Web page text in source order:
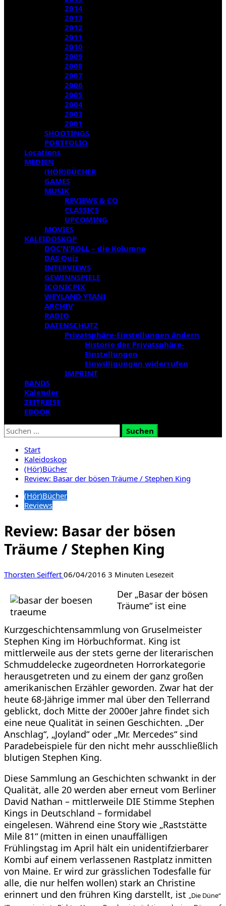
2014
2013
2012
2011
2010
2009
2008
2007
2006
2005
2004
2003
2001
SHOOTINGS
PORTFOLIO
Locations
MEDIEN
(HÖR)BÜCHER
GAMES
MUSIK
REVIEWS & CO
CLASSICS
UPCOMING
MOVIES
KALEIDOSKOP
DOC’N’ROLL – die Kolumne
DAS Quiz
INTERVIEWS
GEWINNSPIELE
ICONICPIX
WEYLAND YTANI
ARCHIV
RADIO
DATENSCHUTZ
Privatsphäre-Einstellungen ändern
Historie der Privatsphäre-
Einstellungen
Einwilligungen widerrufen
IMPRINT
BANDS
Kalender
ZEITREISE
EBOOK
Suchen
nach:
Start
Kaleidoskop
(Hör)Bücher
Review: Basar der bösen Träume / Stephen King
(Hör)Bücher
Reviews
Review: Basar der bösen
Träume / Stephen King
Thorsten Seiffert 06/04/2016 3 Minuten Lesezeit
Der „Basar der bösen
Träume“ ist eine
Kurzgeschichtensammlung von Gruselmeister
Stephen King im Hörbuchformat. King ist
mittlerweile aus der stets gerne der literarischen
Schmuddelecke zugeordneten Horrorkategorie
herausgetreten und zu einem der ganz großen
amerikanischen Erzähler geworden. Zwar hat der
heute 68-Jährige immer mal über den Tellerrand
geblickt, doch Mitte der 2000er Jahre findet sich
eine neue Qualität in seinen Geschichten. „Der
Anschlag“, „Joyland“ oder „Mr. Mercedes“ sind
Paradebeispiele für den nicht mehr ausschließlich
blutigen Stephen King.
Diese Sammlung an Geschichten schwankt in der
Qualität, alle 20 werden aber erneut vom Berliner
David Nathan – mittlerweile DIE Stimme Stephen
Kings in Deutschland – formidabel
eingelesen. Während eine Story wie „Raststätte
Mile 81“ (mitten in einen unauffälligen
Frühlingstag im April hält ein unidentifzierbarer
Kombi auf einem verlassenen Rastplatz inmitten
von Maine. Er wird zur grässlichen Todesfalle für
alle, die nur helfen wollen) stark an Christine
erinnert und den frühren King darstellt, ist „Die Düne“